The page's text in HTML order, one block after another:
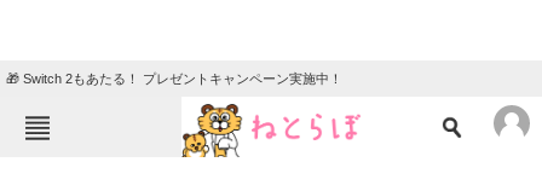
🎁 Switch 2もあたる！ プレゼントキャンペーン実施中！